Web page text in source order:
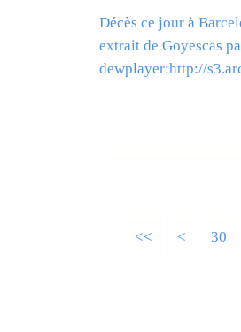
Décès ce jour à
extrait de Goyescas
dewplayer:http://
<< < 10
20
30